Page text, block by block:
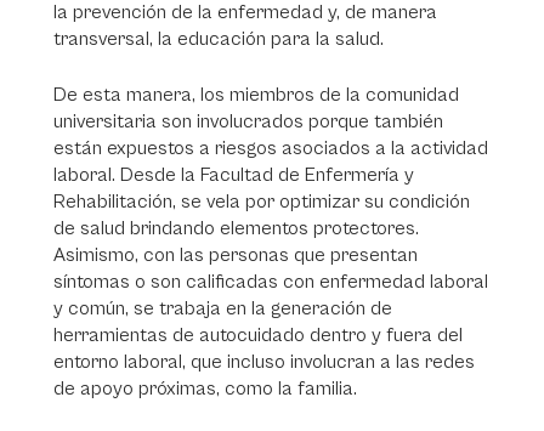
la prevención de la enfermedad y, de manera
transversal, la educación para la salud.
De esta manera, los miembros de la comunidad
universitaria son involucrados porque también
están expuestos a riesgos asociados a la actividad
laboral. Desde la Facultad de Enfermería y
Rehabilitación, se vela por optimizar su condición
de salud brindando elementos protectores.
Asimismo, con las personas que presentan
síntomas o son calificadas con enfermedad laboral
y común, se trabaja en la generación de
herramientas de autocuidado dentro y fuera del
entorno laboral, que incluso involucran a las redes
de apoyo próximas, como la familia.